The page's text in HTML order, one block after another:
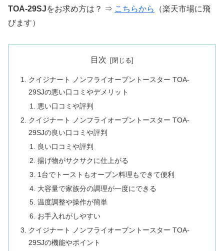
TOA-29SJをお求め方は？ ⇒ こちらから
（楽天市場に飛
びます）
目次
クイジナート ノンフライオーブントースター TOA-
29SJの悪い口コミやデメリット
悪い口コミや評判
クイジナート ノンフライオーブントースター TOA-
29SJの良い口コミや評判
良い口コミや評判
揚げ物がサクサクに仕上がる
1台でトーストもオーブン料理もできて便利
大容量で家族分の調理が一度にできる
温度調整や操作が簡単
お手入れがしやすい
クイジナート ノンフライオーブントースター TOA-
29SJの機能やポイント